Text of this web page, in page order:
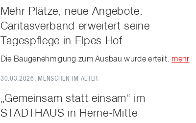
Mehr Plätze, neue Angebote:
Caritasverband erweitert seine
Tagespflege in Elpes Hof
Die Baugenehmigung zum Ausbau wurde erteilt. mehr
30.03.2026 , MENSCHEN IM ALTER
„Gemeinsam statt einsam“ im
STADTHAUS in Herne-Mitte